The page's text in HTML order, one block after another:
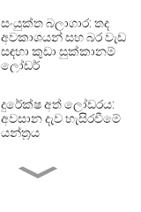
සංයුක්ත බලාගාර: තද
අවකාශයන් සහ බර වැඩ
සඳහා කුඩා සුක්කානම්
ලෝඩර්
දුරේක්ෂ අත් ලෝඩරය:
අවසාන දැව හැසිරවීමේ
යන්ත්‍රය
බර වැඩ දැව වැඩ සඳහා